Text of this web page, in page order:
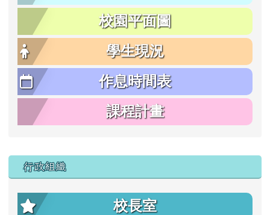
校園平面圖
學生現況
作息時間表
課程計畫
行政組織
校長室